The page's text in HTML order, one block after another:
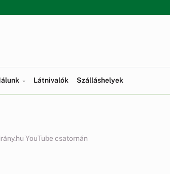
Látnivalók Szálláshelyek
YouTube csatornán